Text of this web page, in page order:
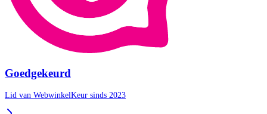
Goedgekeurd
Lid van WebwinkelKeur sinds 2023